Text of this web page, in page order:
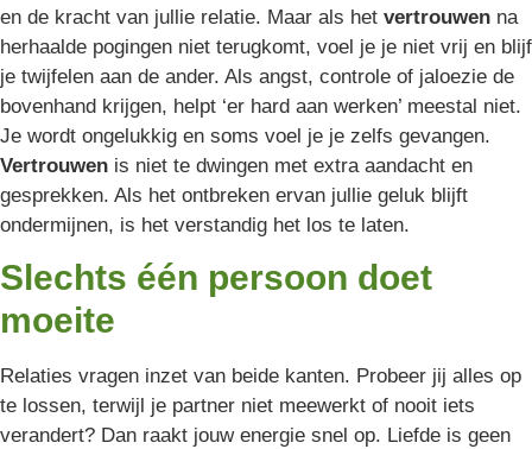
en de kracht van jullie relatie. Maar als het vertrouwen na
herhaalde pogingen niet terugkomt, voel je je niet vrij en blijf
je twijfelen aan de ander. Als angst, controle of jaloezie de
bovenhand krijgen, helpt ‘er hard aan werken’ meestal niet.
Je wordt ongelukkig en soms voel je je zelfs gevangen.
Vertrouwen is niet te dwingen met extra aandacht en
gesprekken. Als het ontbreken ervan jullie geluk blijft
ondermijnen, is het verstandig het los te laten.
Slechts één persoon doet
moeite
Relaties vragen inzet van beide kanten. Probeer jij alles op
te lossen, terwijl je partner niet meewerkt of nooit iets
verandert? Dan raakt jouw energie snel op. Liefde is geen